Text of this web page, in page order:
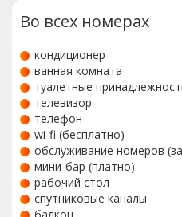
Во всех номерах
кондиционер
ванная комната
туалетные
телевизор
телефон
wi-fi (бесплатно)
обслуживание номеров
мини-бар (платно)
рабочий стол
спутниковые каналы